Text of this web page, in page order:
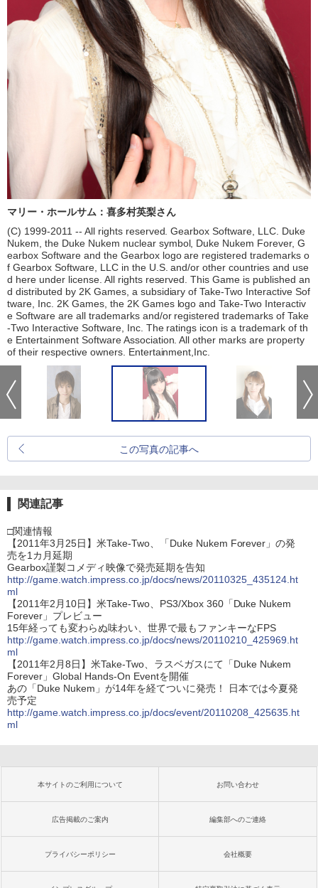
マリー・ホールサム：喜多村英梨さん
(C) 1999-2011 -- All rights reserved. Gearbox Software, LLC. Duke
Nukem, the Duke Nukem nuclear symbol, Duke Nukem Forever, G
earbox Software and the Gearbox logo are registered trademarks o
f Gearbox Software, LLC in the U.S. and/or other countries and use
d here under license. All rights reserved. This Game is published an
d distributed by 2K Games, a subsidiary of Take-Two Interactive Sof
tware, Inc. 2K Games, the 2K Games logo and Take-Two Interactiv
e Software are all trademarks and/or registered trademarks of Take
-Two Interactive Software, Inc. The ratings icon is a trademark of th
e Entertainment Software Association. All other marks are property
of their respective owners. Entertainment,Inc.
この写真の記事へ
関連記事
□関連情報
【2011年3月25日】米Take-Two、「Duke Nukem Forever」の発
売を1カ月延期
Gearbox謹製コメディ映像で発売延期を告知
http://game.watch.impress.co.jp/docs/news/20110325_435124.ht
ml
【2011年2月10日】米Take-Two、PS3/Xbox 360「Duke Nukem
Forever」プレビュー
15年経っても変わらぬ味わい、世界で最もファンキーなFPS
http://game.watch.impress.co.jp/docs/news/20110210_425969.ht
ml
【2011年2月8日】米Take-Two、ラスベガスにて「Duke Nukem
Forever」Global Hands-On Eventを開催
あの「Duke Nukem」が14年を経てついに発売！ 日本では今夏発
売予定
http://game.watch.impress.co.jp/docs/event/20110208_425635.ht
ml
本サイトのご利用について お問い合わせ
広告掲載のご案内 編集部へのご連絡
プライバシーポリシー 会社概要